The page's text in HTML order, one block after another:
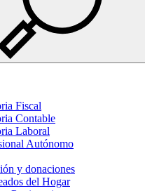
Fiscal
Contable
Laboral
Autónomo
y donaciones
del Hogar